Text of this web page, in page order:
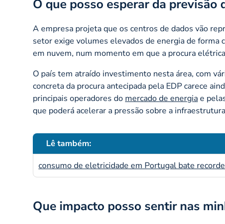
O que posso esperar da previsão
A empresa projeta que os centros de dados vão
setor exige volumes elevados de energia de
em nuvem, num momento em que a procura
O país tem atraído investimento nesta área, com
concreta da procura antecipada pela EDP carece
principais operadores do mercado de energiae
que poderá acelerar a pressão sobre a
Lê também:
consumo de eletricidade em Portugal bate
Que impacto posso sentir nas